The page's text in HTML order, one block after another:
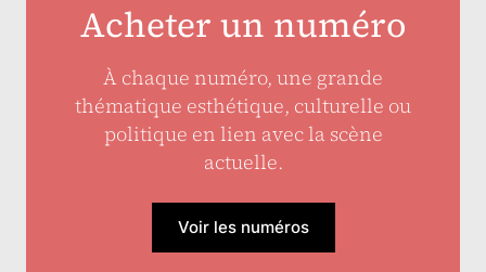
Acheter un numéro
À chaque numéro, une grande
thématique esthétique, culturelle ou
politique en lien avec la scène
actuelle.
Voir les numéros